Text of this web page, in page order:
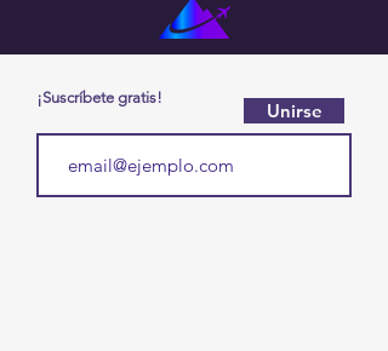
¡Suscríbete gratis!
Unirse